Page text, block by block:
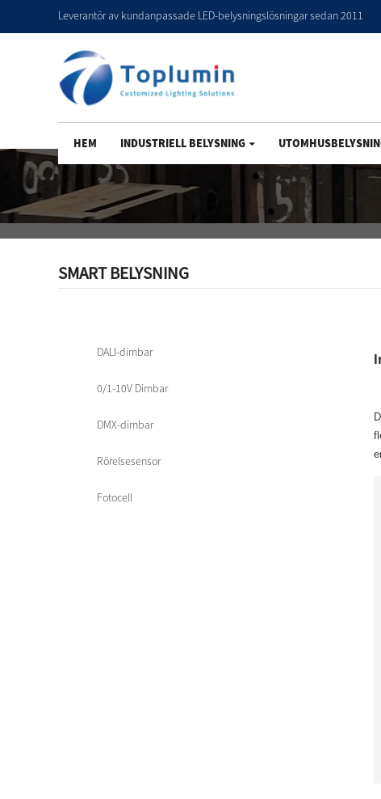
Leverantör av kundanpassade LED-belysningslösningar sedan 2011
HEM INDUSTRIELL BELYSNING
SMART BELYSNING
DALI-dimbar
0/1-10V Dimbar
DMX-dimbar
Rörelsesensor
Fotocell